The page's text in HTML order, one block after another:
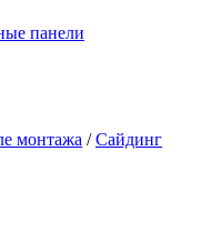
панели
монтажа /Сайдинг